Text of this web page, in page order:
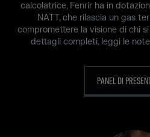
calcolatrice, Fenrir ha in
NATT, che rilascia un gas
compromettere la visione di chi
dettagli completi, leggi le
PANEL DI